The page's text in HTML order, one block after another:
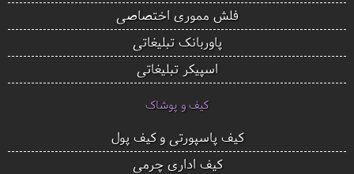
فلش مموری اختصاصی
پاوربانک تبلیغاتی
اسپیکر تبلیغاتی
کیف و پوشاک
کیف پاسپورتی و کیف پول
کیف اداری چرمی